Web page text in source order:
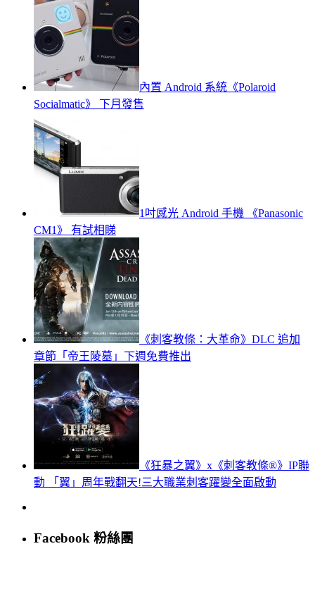
內置 Android 系統《Polaroid
Socialmatic》 下月發售
1吋感光 Android 手機 《Panasonic
CM1》 有試相睇
《刺客教條：大革命》DLC 追加
章節「帝王陵墓」下週免費推出
《狂暴之翼》x《刺客教條®》IP聯
動 「翼」周年戰翻天!三大職業刺客躍變全面啟動
Facebook 粉絲團